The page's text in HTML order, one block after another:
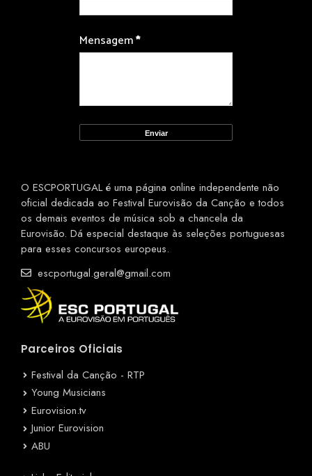
Mensagem*
O ESCPORTUGAL é uma página online independente não
oficial dedicada ao Festival Eurovisão da Canção e todos
os demais eventos de música sob a chancela da
Eurovisão. Dá especial destaque às seleções portuguesas
para esses concursos europeus.
escportugal.geral@gmail.com
Parceiros Oficiais
Festival da Canção - RTP
Young Musicians
Eurovision.tv
Junior Eurovision
ABU